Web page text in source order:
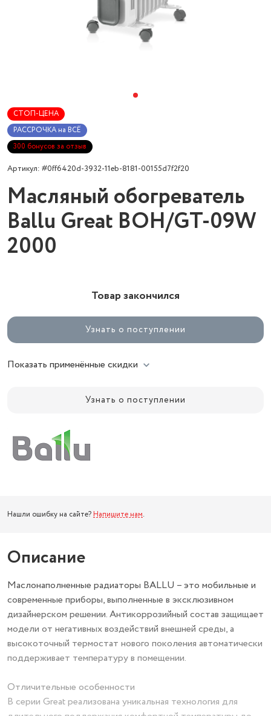
СТОП-ЦЕНА
РАССРОЧКА на ВСЁ
300 бонусов за отзыв
Артикул: #0ff6420d-3932-11eb-8181-00155d7f2f20
Масляный обогреватель
Ballu Great BOH/GT-09W
2000
Товар закончился
Узнать о поступлении
Показать применённые скидки
Узнать о поступлении
Нашли ошибку на сайте? Напишите нам.
Описание
Маслонаполненные радиаторы BALLU – это мобильные и
современные приборы, выполненные в эксклюзивном
дизайнерском решении. Антикоррозийный состав защищает
модели от негативных воздействий внешней среды, а
высокоточный термостат нового поколения автоматически
поддерживает температуру в помещении.
Отличительные особенности
В серии Great реализована уникальная технология для